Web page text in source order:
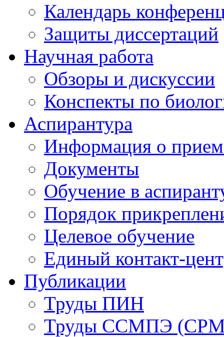
Календарь
Защиты диссертаций
Научная работа
Обзоры и дискуссии
Конспекты по
Аспирантура
Информация о
Документы
Обучение в
Порядок
Целевое обучение
Единый контакт-
Публикации
Труды ПИН
Труды ССМПЭ